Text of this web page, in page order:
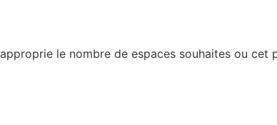
le nombre de espaces souhaites ou cet